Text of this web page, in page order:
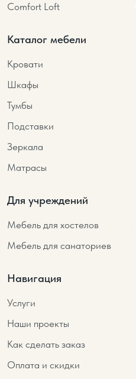
Comfort Loft
Каталог мебели
Кровати
Шкафы
Тумбы
Подставки
Зеркала
Матрасы
Для учреждений
Мебель для хостелов
Мебель для санаториев
Навигация
Услуги
Наши проекты
Как сделать заказ
Оплата и скидки